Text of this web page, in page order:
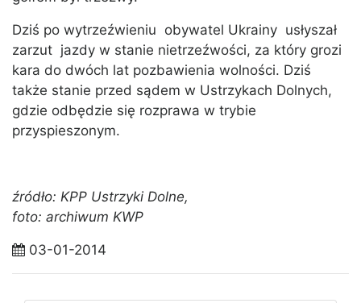
Dziś po wytrzeźwieniu obywatel Ukrainy usłyszał
zarzut jazdy w stanie nietrzeźwości, za który grozi
kara do dwóch lat pozbawienia wolności. Dziś
także stanie przed sądem w Ustrzykach Dolnych,
gdzie odbędzie się rozprawa w trybie
przyspieszonym.
źródło: KPP Ustrzyki Dolne,
foto: archiwum KWP
03-01-2014